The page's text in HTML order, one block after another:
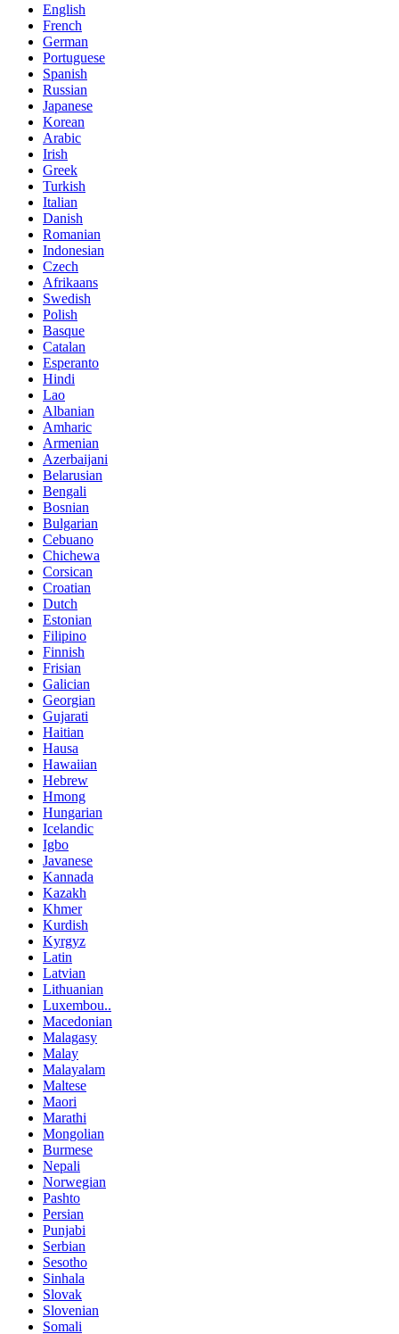
English
French
German
Portuguese
Spanish
Russian
Japanese
Korean
Arabic
Irish
Greek
Turkish
Italian
Danish
Romanian
Indonesian
Czech
Afrikaans
Swedish
Polish
Basque
Catalan
Esperanto
Hindi
Lao
Albanian
Amharic
Armenian
Azerbaijani
Belarusian
Bengali
Bosnian
Bulgarian
Cebuano
Chichewa
Corsican
Croatian
Dutch
Estonian
Filipino
Finnish
Frisian
Galician
Georgian
Gujarati
Haitian
Hausa
Hawaiian
Hebrew
Hmong
Hungarian
Icelandic
Igbo
Javanese
Kannada
Kazakh
Khmer
Kurdish
Kyrgyz
Latin
Latvian
Lithuanian
Luxembou..
Macedonian
Malagasy
Malay
Malayalam
Maltese
Maori
Marathi
Mongolian
Burmese
Nepali
Norwegian
Pashto
Persian
Punjabi
Serbian
Sesotho
Sinhala
Slovak
Slovenian
Somali